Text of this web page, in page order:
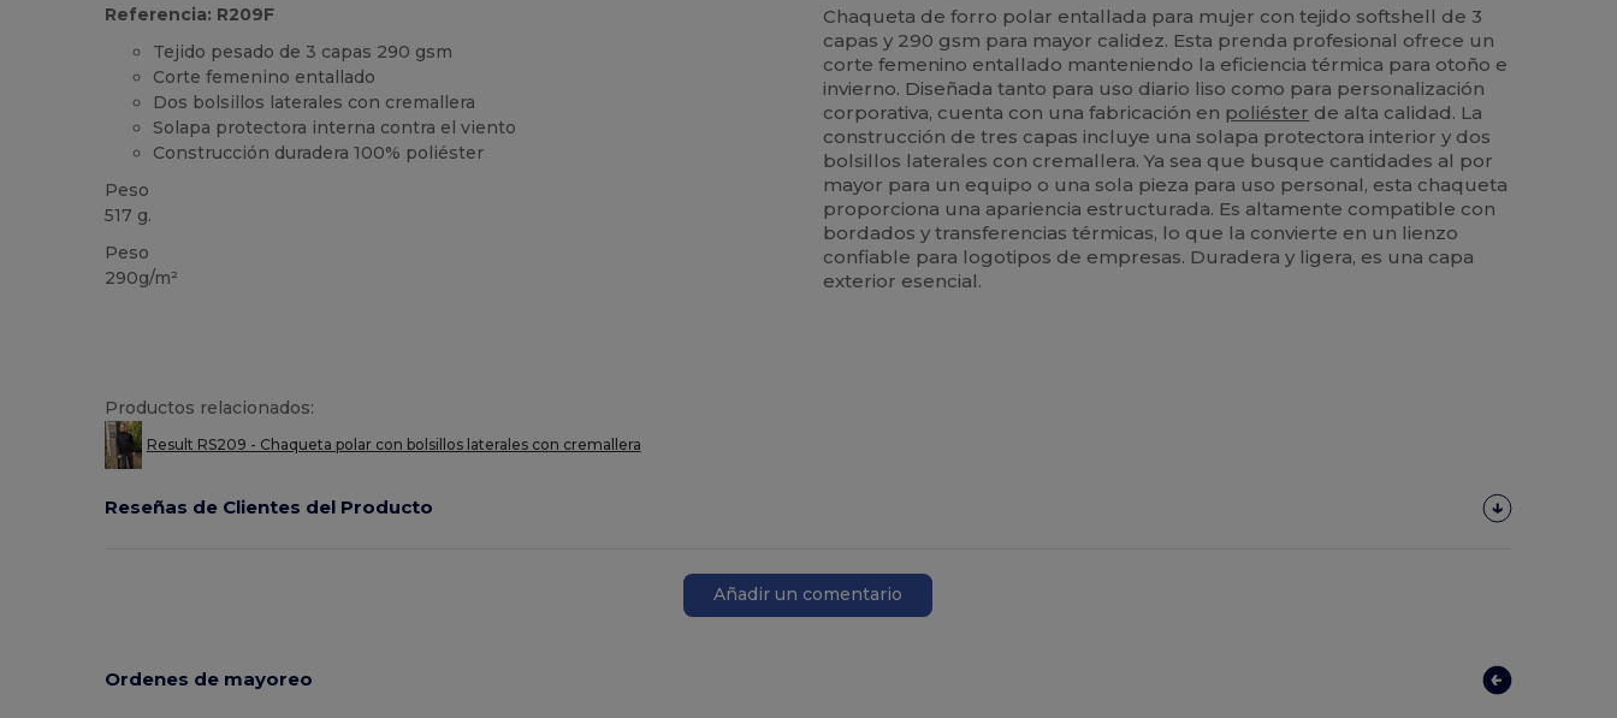
Referencia: R209F
Tejido pesado de 3 capas 290 gsm
Corte femenino entallado
Dos bolsillos laterales con cremallera
Solapa protectora interna contra el viento
Construcción duradera 100% poliéster
Peso
517 g.
Peso
290g/m²
Chaqueta de forro polar entallada para mujer con tejido softshell de 3
capas y 290 gsm para mayor calidez. Esta prenda profesional ofrece un
corte femenino entallado manteniendo la eficiencia térmica para otoño e
invierno. Diseñada tanto para uso diario liso como para personalización
corporativa, cuenta con una fabricación en poliéster de alta calidad. La
construcción de tres capas incluye una solapa protectora interior y dos
bolsillos laterales con cremallera. Ya sea que busque cantidades al por
mayor para un equipo o una sola pieza para uso personal, esta chaqueta
proporciona una apariencia estructurada. Es altamente compatible con
bordados y transferencias térmicas, lo que la convierte en un lienzo
confiable para logotipos de empresas. Duradera y ligera, es una capa
exterior esencial.
Productos relacionados:
Result RS209 - Chaqueta polar con bolsillos laterales con cremallera
Reseñas de Clientes del Producto
Añadir un comentario
Ordenes de mayoreo